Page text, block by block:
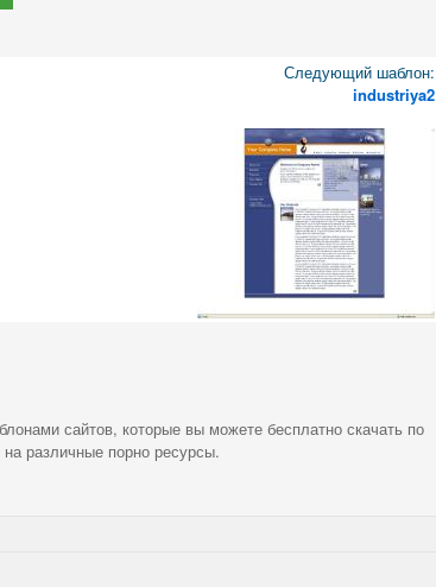
Следующий шаблон:
industriya2
сайтов, которые вы можете бесплатно скачать по
различные порно ресурсы.